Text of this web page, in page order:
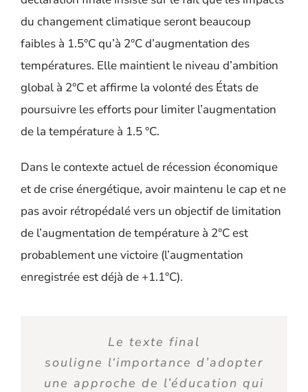
du changement climatique seront beaucoup
faibles à 1.5°C qu’à 2°C d’augmentation des
températures. Elle maintient le niveau d’ambition
global à 2°C et affirme la volonté des États de
poursuivre les efforts pour limiter l’augmentation
de la température à 1.5 °C.
Dans le contexte actuel de récession économique
et de crise énergétique, avoir maintenu le cap et ne
pas avoir rétropédalé vers un objectif de limitation
de l’augmentation de température à 2°Cest
probablement une victoire(l’augmentation
enregistrée est déjà de +1.1°C).
Le texte final
souligne l‘importance d’adopter
une approche de l’éducation qui